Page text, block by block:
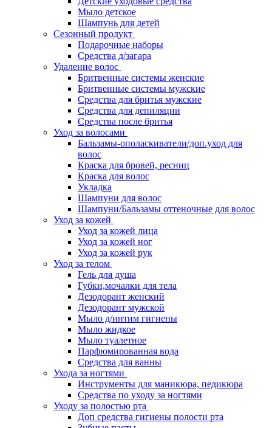
Мыло детское
Шампунь для детей
Сезонный продукт
Подарочные наборы
Средства д/загара
Удаление волос
Бритвенные системы женские
Бритвенные системы мужские
Средства для бритья мужские
Средства для депиляции
Средства после бритья
Уход за волосами
Бальзамы-ополаскиватели/доп.уход для
волос
Краска для бровей, ресниц
Краска для волос
Укладка
Шампуни для волос
Шампуни/Бальзамы оттеночные для волос
Уход за кожей
Уход за кожей лица
Уход за кожей ног
Уход за кожей рук
Уход за телом
Гель для душа
Губки,мочалки для тела
Дезодорант женский
Дезодорант мужской
Мыло д/интим гигиены
Мыло жидкое
Мыло туалетное
Парфюмированная вода
Средства для ванны
Ухода за ногтями
Инструменты для маникюра, педикюра
Средства по уходу за ногтями
Уходу за полостью рта
Доп средства гигиены полости рта